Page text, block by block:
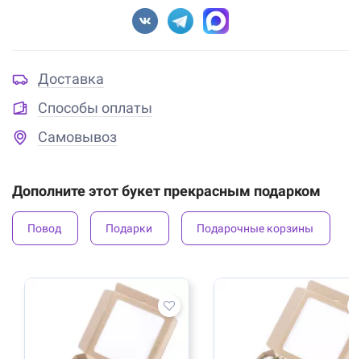
Доставка
Способы оплаты
Самовывоз
Дополните этот букет прекрасным подарком
Повод Подарки Подарочные корзины